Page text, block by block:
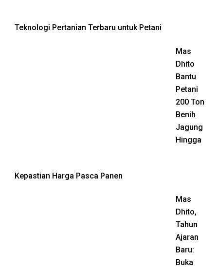
Teknologi Pertanian Terbaru untuk Petani
Mas
Dhito
Bantu
Petani
200 Ton
Benih
Jagung
Hingga
Kepastian Harga Pasca Panen
Mas
Dhito,
Tahun
Ajaran
Baru:
Buka